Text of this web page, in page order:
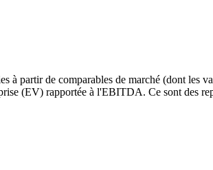
à partir de comparables de marché (dont les
(EV) rapportée à l'EBITDA. Ce sont des